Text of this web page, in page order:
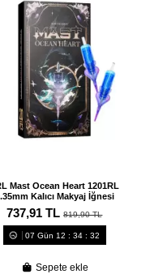
Mast Ocean Heart 1201RL
Kalıcı Makyaj İğnesi
737,91 TL819,90 TL
07 Gün 12 :34 :31
Sepete ekle